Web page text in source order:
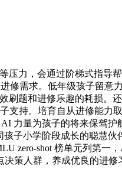
力，会通过阶梯式指导
修需求。低年级孩子留意
题和进修乐趣的耗损。
支持。培育自从进修能力
力量为孩子的将来保驾
子小学阶段成长的聪慧
zero-shot 榜单元列第一，
策人群，养成优良的进修